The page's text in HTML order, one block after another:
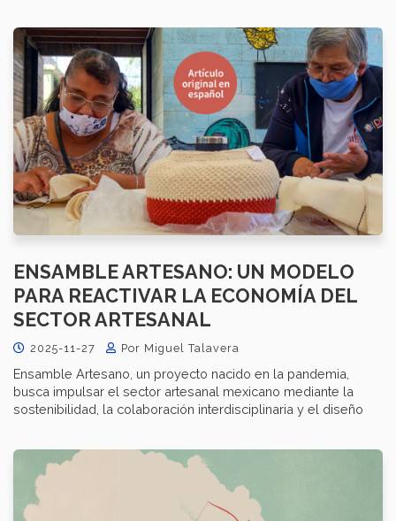
ENSAMBLE ARTESANO: UN MODELO
PARA REACTIVAR LA ECONOMÍA DEL
SECTOR ARTESANAL
2025-11-27 Por Miguel Talavera
Ensamble Artesano, un proyecto nacido en la pandemia,
busca impulsar el sector artesanal mexicano mediante la
sostenibilidad, la colaboración interdisciplinaria y el diseño